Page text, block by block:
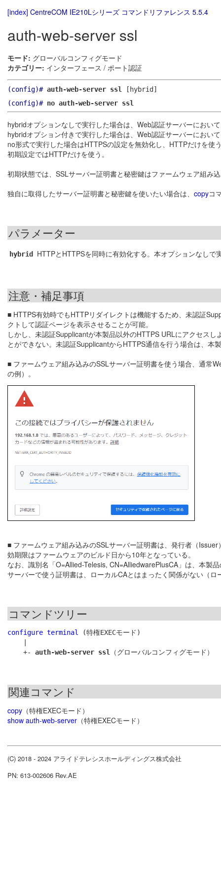
[index] CentreCOM IE210Lシリーズ コマンドリファレンス 5.5.4
auth-web-server ssl
モード: グローバルコンフィグモード
カテゴリー: インターフェース / ポート認証
(config)# auth-web-server ssl
[hybrid]
(config)# no auth-web-server ssl
hybridオプションなしで実行した場合は、Web認証サーバーにおい
hybridオプション付きで実行した場合は、Web認証サーバーにおい
no形式で実行した場合はHTTPSの設定を無効化し、HTTPだけを使
初期設定ではHTTPだけを使う。
初期状態では、SSLサーバー証明書と秘密鍵はファームウェア組み
独自に取得したサーバー証明書と秘密鍵を使いたい場合は、 copyコ
パラメーター
hybrid HTTPとHTTPSを同時に有効化する。本オプションなしで
注意・補足事項
■ HTTPS有効時でもHTTPリダイレクトは機能するため、未認証
クトして認証ページを表示させることが可能。
しかし、未認証Supplicantが本製品以外のHTTPS URLにアクセス
とができない。未認証SupplicantからHTTPS通信を行う場合は、本
■ ファームウェア組み込みのSSLサーバー証明書を使う場合、通常
の例）。
■ ファームウェア組み込みのSSLサーバー証明書は、発行者（
効期限はファームウェアのビルド日から10年となっている。
なお、識別名「O=Allied-Telesis, CN=AlliedwarePlusCA」は、本製
サーバーで使う証明書は、ローカルCAとはまったく関係がない（
コマンドツリー
configure terminal
(特権EXECモード)
    +-
auth-web-server ssl
関連コマンド
copy （特権EXECモード）
show auth-web-server （特権EXECモード）
(C) 2018 - 2024 アライドテレシスホールディングス株式会社
PN: 613-002606 Rev.AE